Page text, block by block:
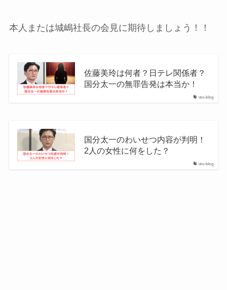
本人または城嶋社長の会見に期待しましょう！！
oto-blog
佐藤美玲は何者？日テレ関係者？
国分太一の無罪告発は本当か！
oto-blog
国分太一のわいせつ内容が判明！
2人の女性に何をした？